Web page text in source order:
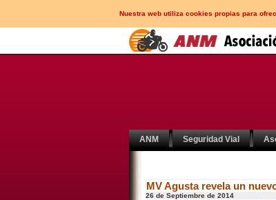
Nuestra web utiliza cookies propias para
ANM Seguridad Vial
MV Agusta revela un
26 de Septiembre de 2014